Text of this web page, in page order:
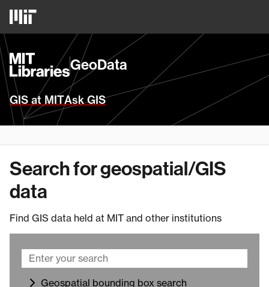
main
content
MIT
Logo
MIT
Libraries
Homepage
GeoData
GIS at MITAsk GIS
Search for geospatial/GIS
data
Find GIS data held at MIT and other institutions
Geospatial bounding box search